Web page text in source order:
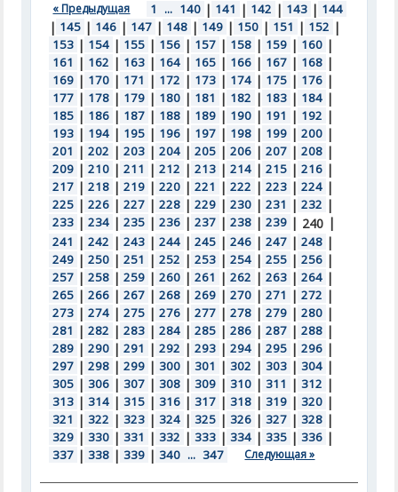
« Предыдущая 1 ... 140 | 141 | 142 | 143 | 144
| 145 | 146 | 147 | 148 | 149 | 150 | 151 | 152 |
153 | 154 | 155 | 156 | 157 | 158 | 159 | 160 |
161 | 162 | 163 | 164 | 165 | 166 | 167 | 168 |
169 | 170 | 171 | 172 | 173 | 174 | 175 | 176 |
177 | 178 | 179 | 180 | 181 | 182 | 183 | 184 |
185 | 186 | 187 | 188 | 189 | 190 | 191 | 192 |
193 | 194 | 195 | 196 | 197 | 198 | 199 | 200 |
201 | 202 | 203 | 204 | 205 | 206 | 207 | 208 |
209 | 210 | 211 | 212 | 213 | 214 | 215 | 216 |
217 | 218 | 219 | 220 | 221 | 222 | 223 | 224 |
225 | 226 | 227 | 228 | 229 | 230 | 231 | 232 |
233 | 234 | 235 | 236 | 237 | 238 | 239 | 240 |
241 | 242 | 243 | 244 | 245 | 246 | 247 | 248 |
249 | 250 | 251 | 252 | 253 | 254 | 255 | 256 |
257 | 258 | 259 | 260 | 261 | 262 | 263 | 264 |
265 | 266 | 267 | 268 | 269 | 270 | 271 | 272 |
273 | 274 | 275 | 276 | 277 | 278 | 279 | 280 |
281 | 282 | 283 | 284 | 285 | 286 | 287 | 288 |
289 | 290 | 291 | 292 | 293 | 294 | 295 | 296 |
297 | 298 | 299 | 300 | 301 | 302 | 303 | 304 |
305 | 306 | 307 | 308 | 309 | 310 | 311 | 312 |
313 | 314 | 315 | 316 | 317 | 318 | 319 | 320 |
321 | 322 | 323 | 324 | 325 | 326 | 327 | 328 |
329 | 330 | 331 | 332 | 333 | 334 | 335 | 336 |
337 | 338 | 339 | 340 ... 347 Следующая »